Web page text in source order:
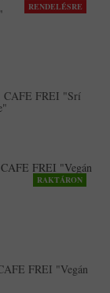
RENDELÉSRE
CAFE FREI "Srí
RAKTÁRON
FREI "Vegán